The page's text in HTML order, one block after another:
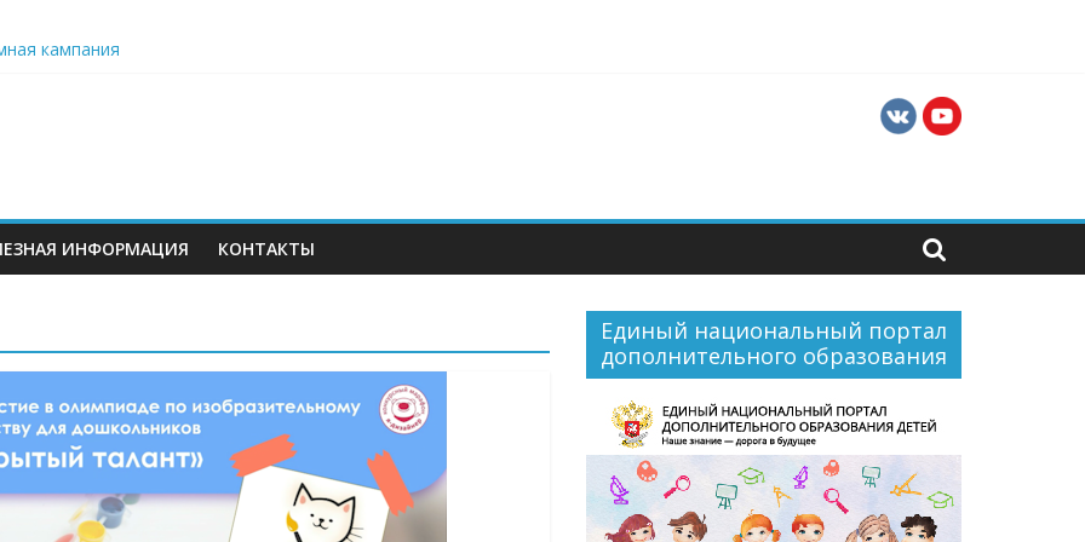
цветов»
кампания
бесплатных образовательных вебинаров для педагогов и руководителей хореографических
ИНФОРМАЦИЯ КОНТАКТЫ
Единый национальный портал
дополнительного образования